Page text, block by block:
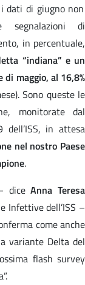
dati di giugno non
segnalazioni di
in percentuale,
“indiana” e un
maggio, al 16,8%
Sono queste le
monitorate dal
dell’ISS, in attesa
nel nostro Paese
.
– diceAnna Teresa
Infettive dell’ISS –
come anche
variante Delta del
flash survey